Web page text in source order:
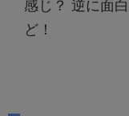
感じ？ 逆に面
ど！